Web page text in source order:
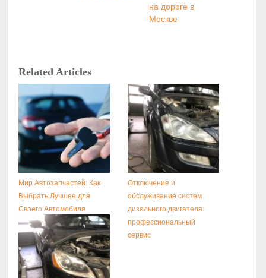
на дороге в
Москве
Related Articles
Мир Автозапчастей: Как
Выбрать Лучшее для
Своего Автомобиля
Отключение и
обслуживание систем
дизельного двигателя:
профессиональный
сервис